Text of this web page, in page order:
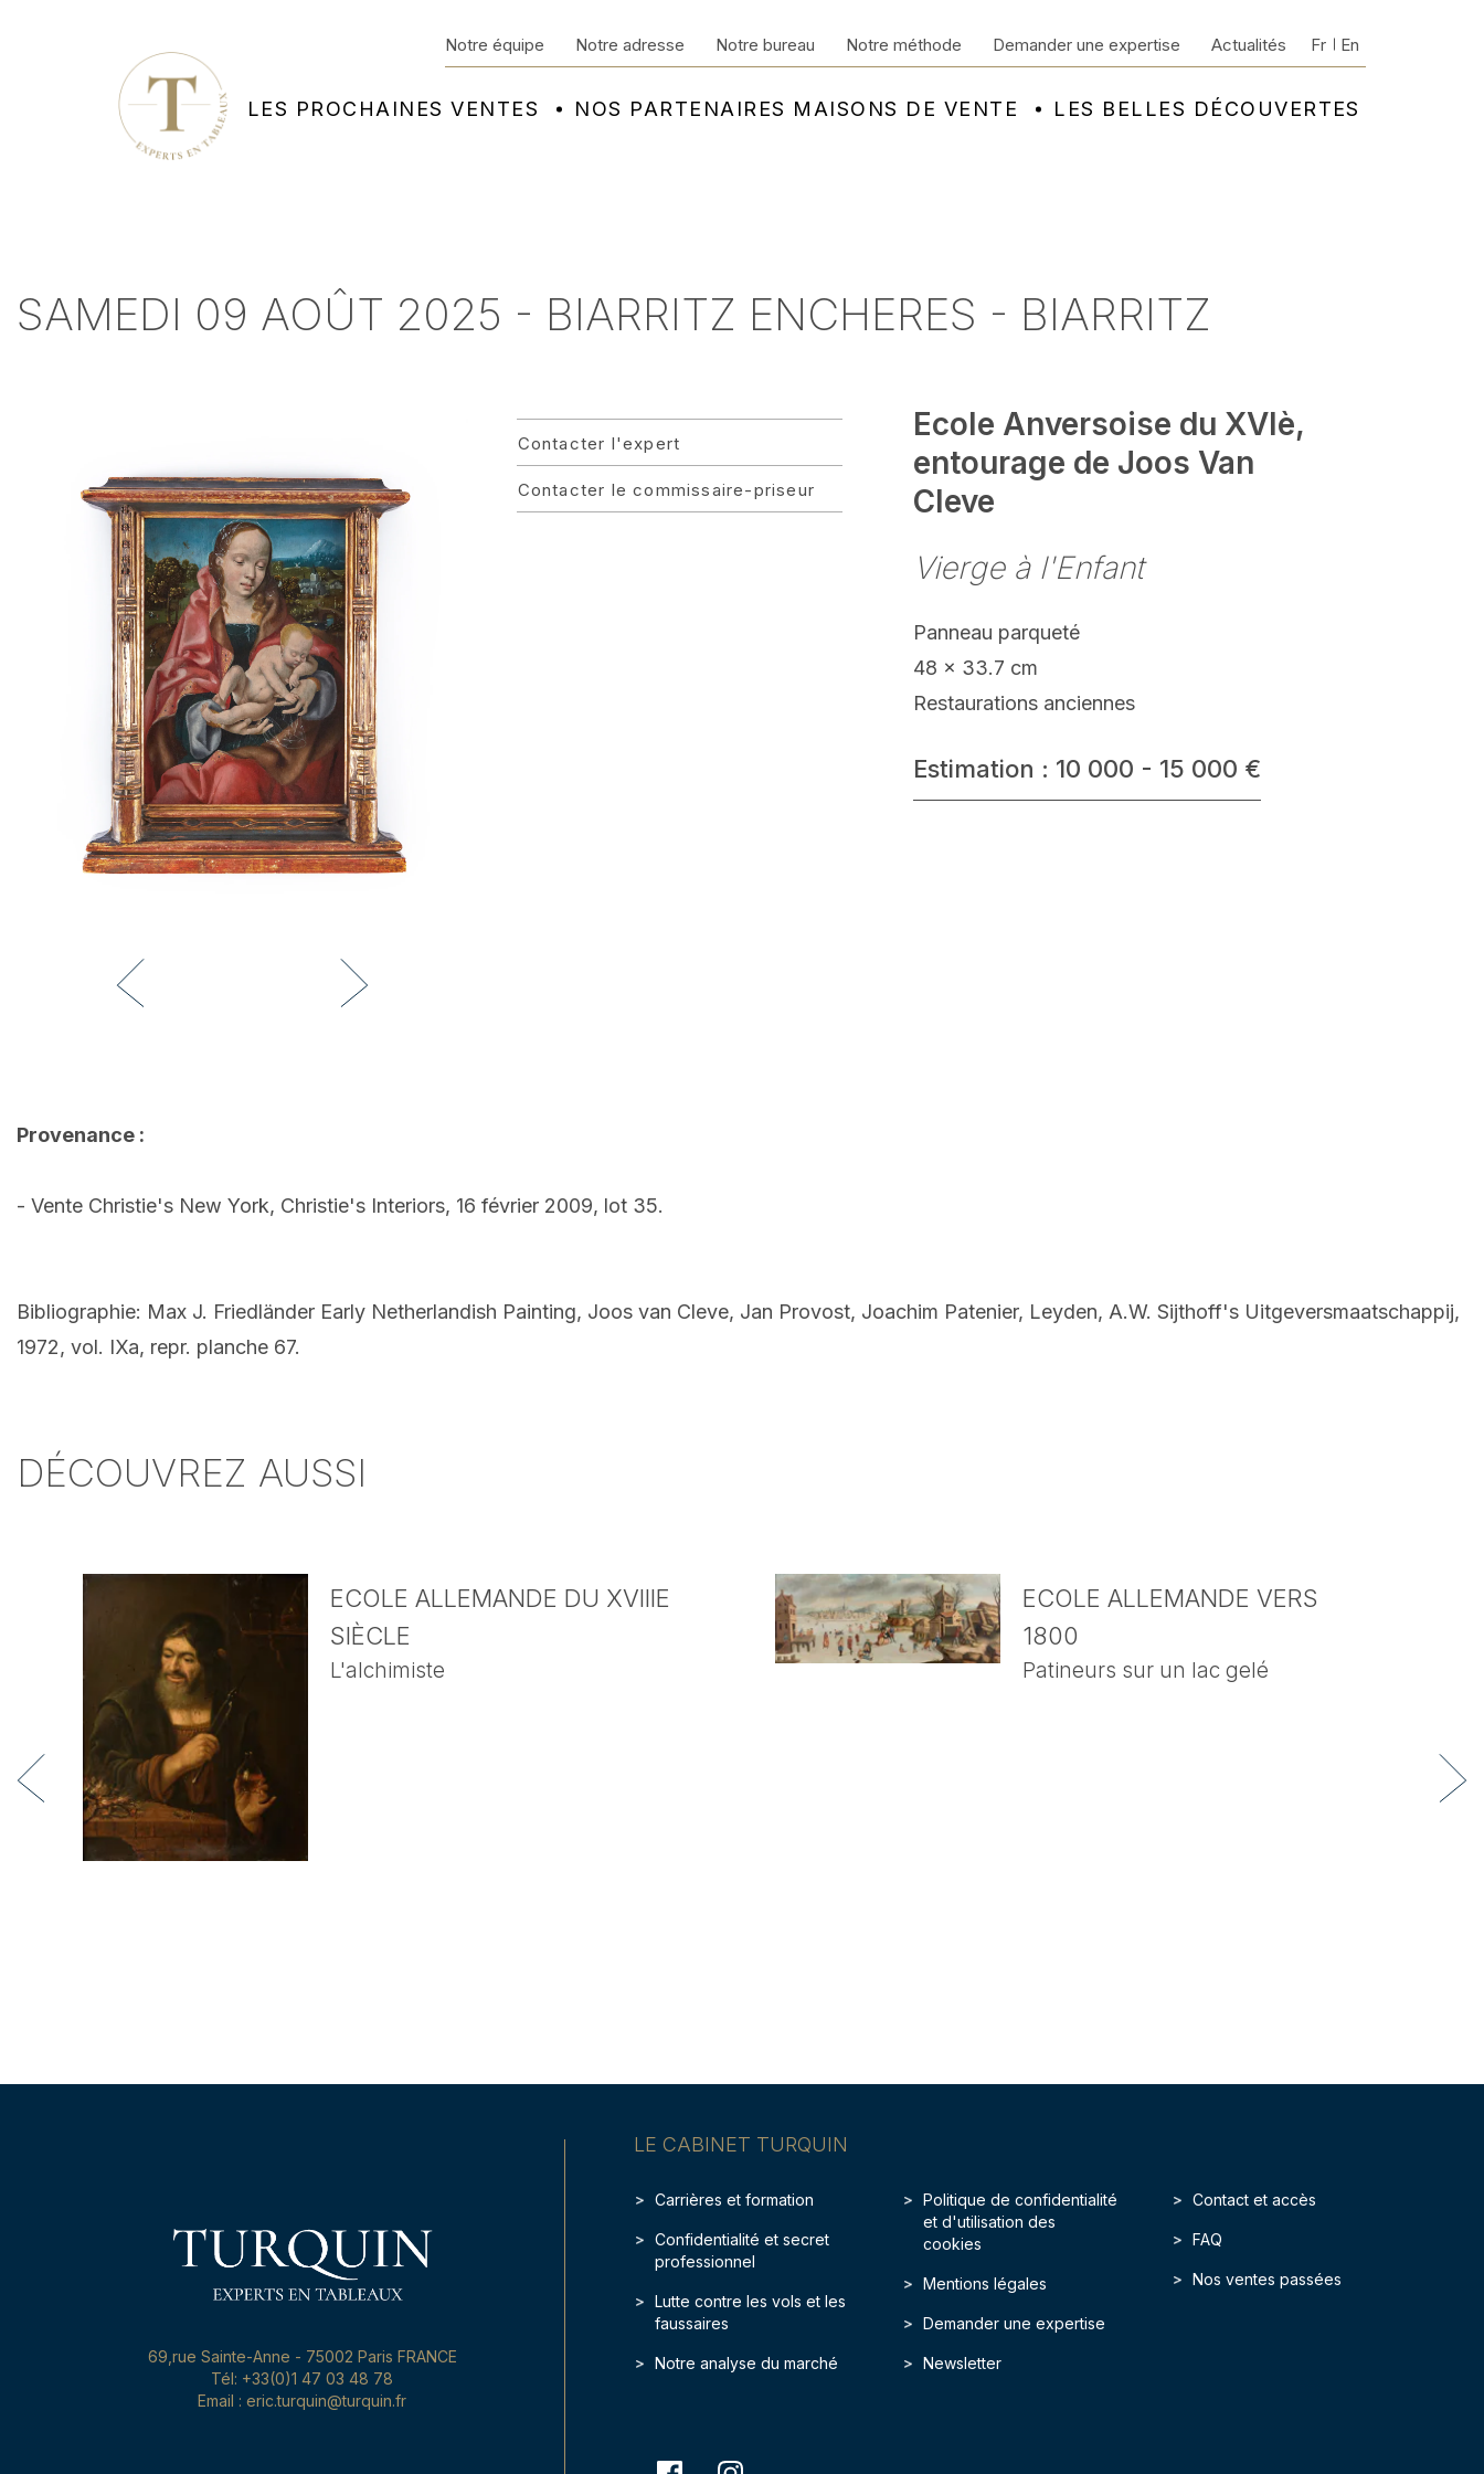
LES PROCHAINES VENTES NOS PARTENAIRES MAISONS DE VENTE LES BELLES DÉCOUVERTES
Notre équipe Notre adresse Notre bureau Notre méthode Demander une expertise Actualités Fr En
SAMEDI 09 AOÛT 2025 - BIARRITZ ENCHERES - BIARRITZ
Contacter l'expert
Contacter le commissaire-priseur
Ecole Anversoise du XVIè,
entourage de Joos Van
Cleve
Vierge à l'Enfant
Panneau parqueté
48 x 33.7 cm
Restaurations anciennes
Estimation : 10 000 - 15 000 €
Provenance :
- Vente Christie's New York, Christie's Interiors, 16 février 2009, lot 35.
Bibliographie: Max J. Friedländer Early Netherlandish Painting, Joos van Cleve, Jan Provost, Joachim Patenier, Leyden, A.W. Sijthoff's Uitgeversmaatschappij,
1972, vol. IXa, repr. planche 67.
DÉCOUVREZ AUSSI
ECOLE ALLEMANDE DU XVIIIE
SIÈCLE
L'alchimiste
ECOLE ALLEMANDE VERS
1800
Patineurs sur un lac gelé
LE CABINET TURQUIN
Carrières et formation
Confidentialité et secret
professionnel
Lutte contre les vols et les
faussaires
Notre analyse du marché
Politique de confidentialité
et d'utilisation des
cookies
Mentions légales
Demander une expertise
Newsletter
Contact et accès
FAQ
Nos ventes passées
69,rue Sainte-Anne - 75002 Paris FRANCE
Tél: +33(0)1 47 03 48 78
Email : eric.turquin@turquin.fr